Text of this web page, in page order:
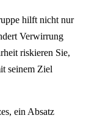
hilft nicht nur
Verwirrung
riskieren Sie,
seinem Ziel
ein Absatz